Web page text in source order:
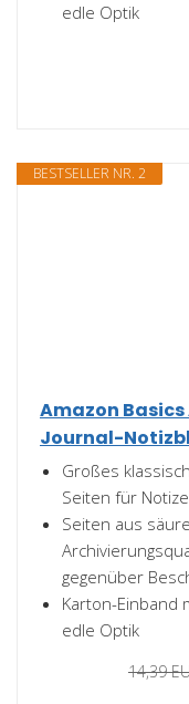
edle Optik
BESTSELLER NR. 2
Amazon
Journal-
Großes
Seiten für
Seiten aus
gegenüber
Karton-Einband
edle Optik
14,39